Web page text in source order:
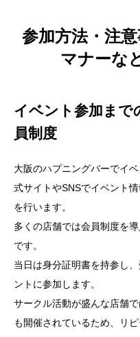
参加方法・注
マナーな
イベント参加まで
員制度
大阪のハプニングバーでイ
式サイトやSNSでイベント
を行います。
多くの店舗では会員制度を
です。
当日は身分証明書を持参し
ントに参加します。
サークル活動が盛んな店舗
も開催されているため、リ